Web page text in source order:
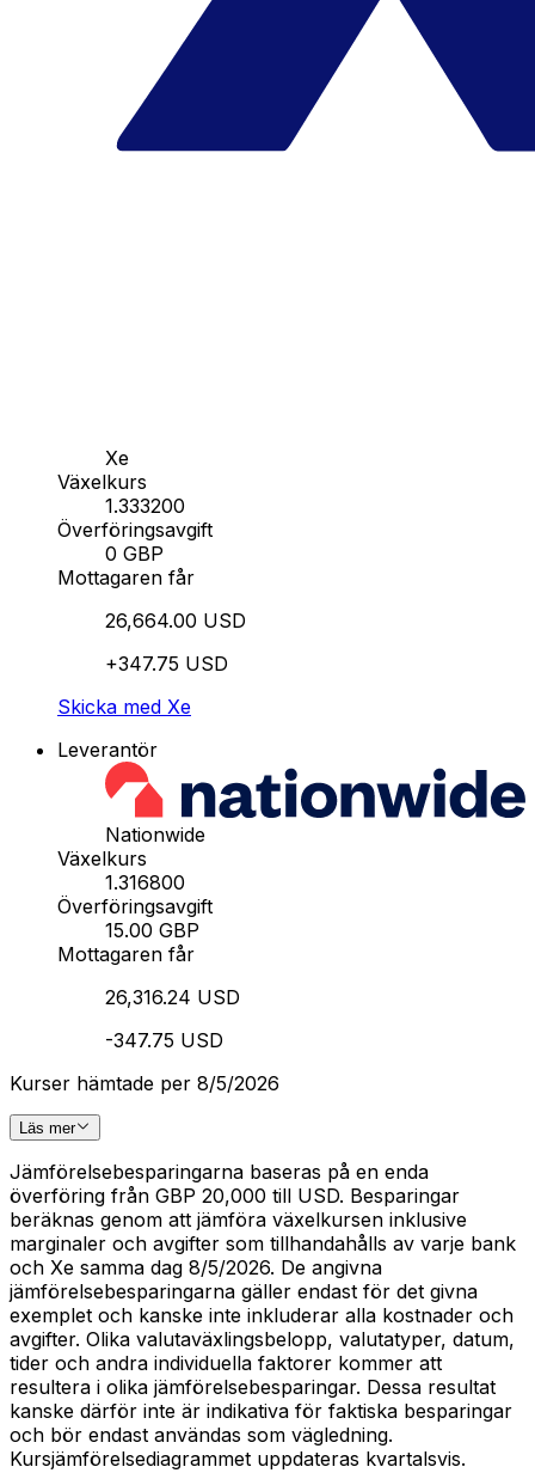
Xe
Växelkurs
1.333200
Överföringsavgift
0 GBP
Mottagaren får
26,664.00 USD
+347.75 USD
Skicka med Xe
Leverantör
Nationwide
Växelkurs
1.316800
Överföringsavgift
15.00 GBP
Mottagaren får
26,316.24 USD
-347.75 USD
Kurser hämtade per 8/5/2026
Läs mer
Jämförelsebesparingarna baseras på en enda
överföring från GBP 20,000 till USD. Besparingar
beräknas genom att jämföra växelkursen inklusive
marginaler och avgifter som tillhandahålls av varje bank
och Xe samma dag 8/5/2026. De angivna
jämförelsebesparingarna gäller endast för det givna
exemplet och kanske inte inkluderar alla kostnader och
avgifter. Olika valutaväxlingsbelopp, valutatyper, datum,
tider och andra individuella faktorer kommer att
resultera i olika jämförelsebesparingar. Dessa resultat
kanske därför inte är indikativa för faktiska besparingar
och bör endast användas som vägledning.
Kursjämförelsediagrammet uppdateras kvartalsvis.